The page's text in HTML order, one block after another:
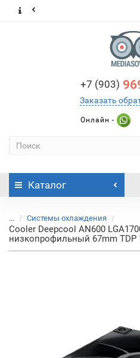
+7 (903)
Заказать
Онлайн -
Каталог
... Системы охлаждения
Cooler Deepcool AN600
низкопрофильный 67mm TDP